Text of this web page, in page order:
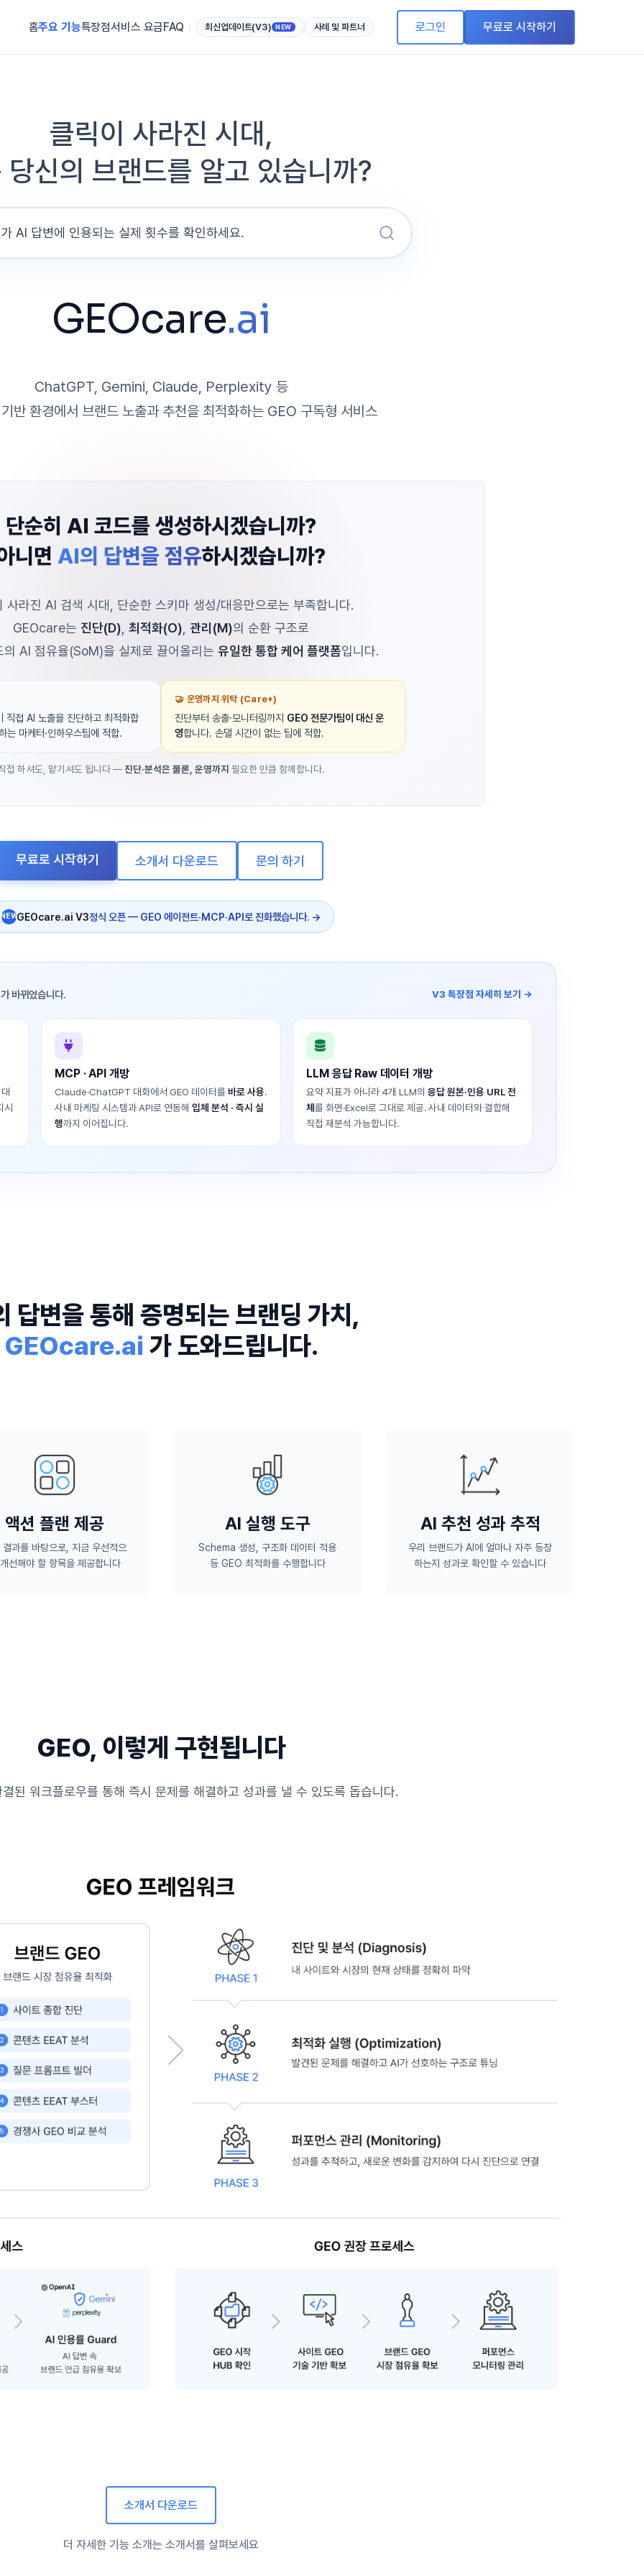
홈주요 기능특장점서비스 요금FAQ 최신업데이트(V3) NEW 사례 및 파트너 로그인 무료로 시작하기
클릭이 사라진 시대,
신의 브랜드를 알고 있습니까?
AI 답변에 인용되는
GEOcare.ai
ChatGPT, Gemini, Claude, Perplexity 등
반 환경에서 브랜드 노출과 추천을 최적화하는 GEO 구독형 서비스
단순히 AI 코드를 생성하시겠습니까?
니면 AI의 답변을 점유하시겠습니까?
사라진 AI 검색 시대, 단순한 스키마 생성/대응만으로는 부족합니다.
GEOcare는 진단(D) 최적화(O) 관리(M)의 순환 구조로
의 AI 점유율(SoM)을 실제로 끌어올리는 유일한 통합 케어 플랫폼입니다.
직접 AI 노출을 진단하고 최적화합
는 마케터·인하우스팀에 적합.
🤝 운영까지 위탁 (Care+)
진단부터 송출·모니터링까지 GEO 전문가팀이 대신 운
영합니다. 손댈 시간이 없는 팀에 적합.
접 하셔도, 맡기셔도 됩니다 —진단·분석은 물론, 운영까지 필요한 만큼 함께합니다.
무료로 시작하기 소개서 다운로드 문의 하기
NEWGEOcare.ai V3정식 오픈 — GEO 에이전트·MCP·API로 진화했습니다. →
바뀌었습니다. V3 특장점 자세히 보기 →
시
MCP · API 개방
Claude·ChatGPT 대화에서 GEO 데이터를바로 사용.
사내 마케팅 시스템과 API로 연동해입체 분석 · 즉시 실
행까지 이어집니다.
LLM 응답 Raw 데이터 개방
요약 지표가 아니라 4개 LLM의응답 원본·인용 URL 전
체를 화면·Excel로 그대로 제공. 사내 데이터와 결합해
직접 재분석 가능합니다.
답변을 통해 증명되는 브랜딩 가치,
GEOcare.ai 가 도와드립니다.
액션 플랜 제공
결과를 바탕으로, 지금 우선적으
선해야 할 항목을 제공합니다
AI 실행 도구
Schema 생성, 구조화 데이터 적용
등 GEO 최적화를 수행합니다
AI 추천 성과 추적
우리 브랜드가 AI에 얼마나 자주 등장
하는지 성과로 확인할 수 있습니다
GEO, 이렇게 구현됩니다
된 워크플로우를 통해 즉시 문제를 해결하고 성과를 낼 수 있도록 돕습니다.
소개서 다운로드
더 자세한 기능 소개는 소개서를 살펴보세요